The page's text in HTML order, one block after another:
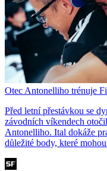
Otec Antonelliho trénuje
Před letní přestávkou se
závodních víkendech
Antonelliho. Ital dokáže
důležité body, které